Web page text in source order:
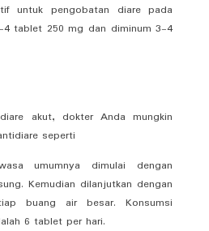
untuk pengobatan diare pada
4 tablet 250 mg dan diminum 3-4
akut, dokter Anda mungkin
seperti
umumnya dimulai dengan
Kemudian dilanjutkan dengan
buang air besar. Konsumsi
6 tablet per hari.